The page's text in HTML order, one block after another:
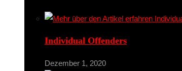
Individual Offenders
Dezember 1, 2020